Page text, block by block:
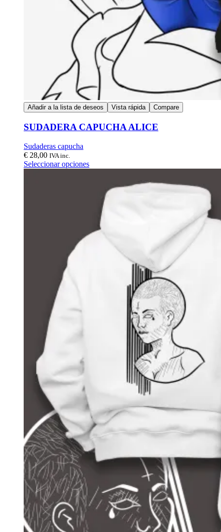
Añadir a la lista de deseos Vista rápida Compare
SUDADERA CAPUCHA ALICE
Sudaderas capucha
€ 28,00 IVA inc.
Seleccionar opciones